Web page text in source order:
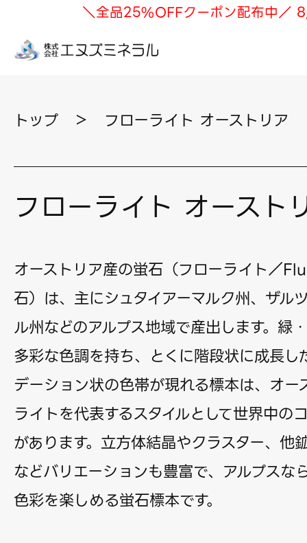
＼全品25%OFFクーポン配布中／
トップ ＞ フローライト オーストリア
フローライト オースト
オーストリア産の蛍石（フローライト／
石）は、主にシュタイアーマルク州、ザル
ル州などのアルプス地域で産出します。緑
多彩な色調を持ち、とくに階段状に成長し
デーション状の色帯が現れる標本は、オー
ライトを代表するスタイルとして世界中の
があります。立方体結晶やクラスター、他
などバリエーションも豊富で、アルプスな
色彩を楽しめる蛍石標本です。